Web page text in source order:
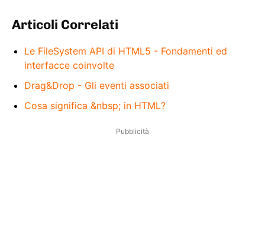
Articoli Correlati
Le FileSystem API di HTML5 - Fondamenti ed
interfacce coinvolte
Drag&Drop - Gli eventi associati
Cosa significa &nbsp; in HTML?
Pubblicità